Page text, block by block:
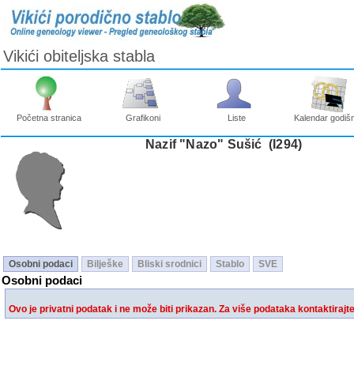
Vikići obiteljska stabla
Početna stranica Grafikoni Liste Kalendar
Nazif "Nazo" Sušić ‎(I294)‎
Osobni podaci Bilješke Bliski srodnici Stablo SVE
Osobni podaci
Ovo je privatni podatak i ne može biti prikazan. Za više podataka